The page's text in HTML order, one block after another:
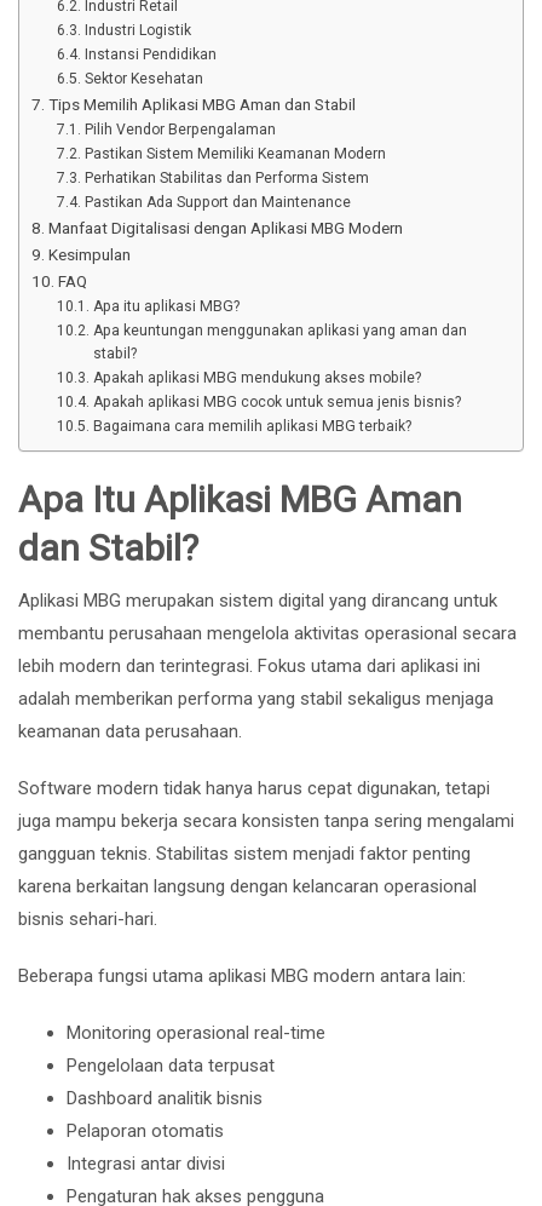
Industri Retail
Industri Logistik
Instansi Pendidikan
Sektor Kesehatan
Tips Memilih Aplikasi MBG Aman dan Stabil
Pilih Vendor Berpengalaman
Pastikan Sistem Memiliki Keamanan Modern
Perhatikan Stabilitas dan Performa Sistem
Pastikan Ada Support dan Maintenance
Manfaat Digitalisasi dengan Aplikasi MBG Modern
Kesimpulan
FAQ
Apa itu aplikasi MBG?
Apa keuntungan menggunakan aplikasi yang aman dan
stabil?
Apakah aplikasi MBG mendukung akses mobile?
Apakah aplikasi MBG cocok untuk semua jenis bisnis?
Bagaimana cara memilih aplikasi MBG terbaik?
Apa Itu Aplikasi MBG Aman
dan Stabil?
Aplikasi MBG merupakan sistem digital yang dirancang untuk
membantu perusahaan mengelola aktivitas operasional secara
lebih modern dan terintegrasi. Fokus utama dari aplikasi ini
adalah memberikan performa yang stabil sekaligus menjaga
keamanan data perusahaan.
Software modern tidak hanya harus cepat digunakan, tetapi
juga mampu bekerja secara konsisten tanpa sering mengalami
gangguan teknis. Stabilitas sistem menjadi faktor penting
karena berkaitan langsung dengan kelancaran operasional
bisnis sehari-hari.
Beberapa fungsi utama aplikasi MBG modern antara lain:
Monitoring operasional real-time
Pengelolaan data terpusat
Dashboard analitik bisnis
Pelaporan otomatis
Integrasi antar divisi
Pengaturan hak akses pengguna